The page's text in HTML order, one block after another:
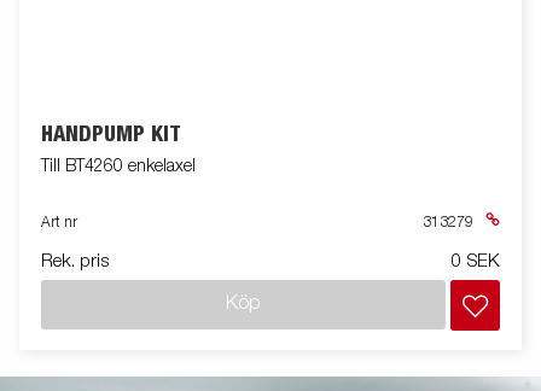
HANDPUMP KIT
Till BT4260 enkelaxel
Art nr 313279
Rek. pris 0 SEK
Köp